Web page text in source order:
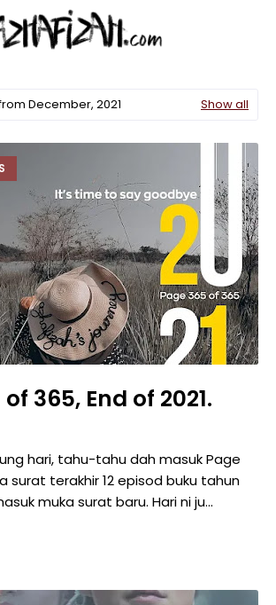
December, 2021 Show all
365, End of 2021.
hari, tahu-tahu dah masuk Page
surat terakhir 12 episod buku tahun
muka surat baru. Hari ni ju…